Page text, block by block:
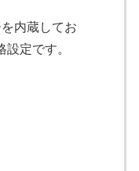
内蔵してお
定です。